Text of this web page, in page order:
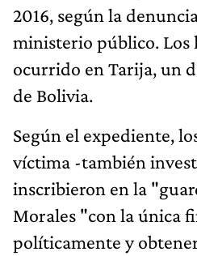
2016, según la
ministerio público. Los
ocurrido en Tarija, un
de Bolivia.
Según el expediente,
víctima -también
inscribieron en la
Morales "con la única
políticamente y